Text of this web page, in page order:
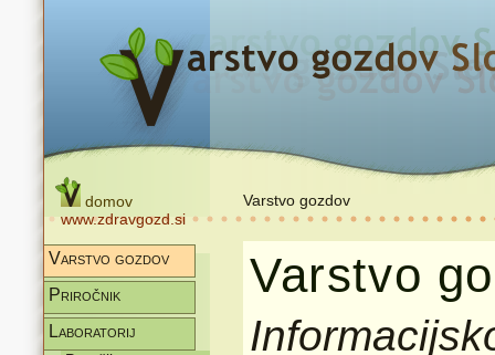
domov
www.zdravgozd.si
Varstvo gozdov
Varstvo gozdov
Priročnik
Laboratorij
Varstvo